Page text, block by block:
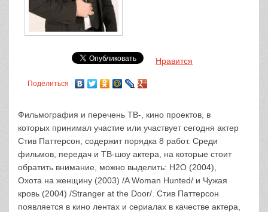
Нравится
Поделиться
Фильмография и перечень ТВ-, кино проектов, в
которых принимал участие или участвует сегодня актер
Стив Паттерсон, содержит порядка 8 работ. Среди
фильмов, передач и ТВ-шоу актера, на которые стоит
обратить внимание, можно выделить: H2O (2004),
Охота на женщину (2003) /A Woman Hunted/ и Чужая
кровь (2004) /Stranger at the Door/. Стив Паттерсон
появляется в кино лентах и сериалах в качестве актера,